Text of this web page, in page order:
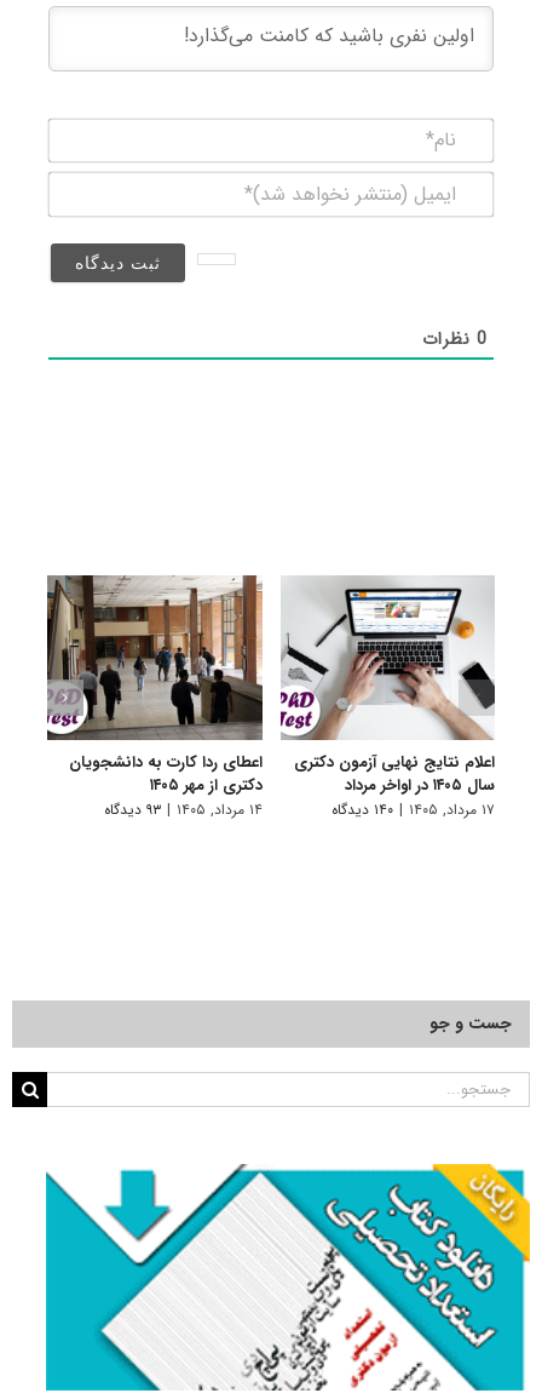
(منتشر
0نظرات
اعلام نتایج نهایی آزمون دکتری
سال ۱۴۰۵ در اواخر مرداد
۱۷ مرداد, ۱۴۰۵ | ۱۴۰ دیدگاه
اعطای ردا کارت به دانشجویان
دکتری از مهر ۱۴۰۵
۱۴ مرداد, ۱۴۰۵ | ۹۳ دیدگاه
جست و جو
جستجو